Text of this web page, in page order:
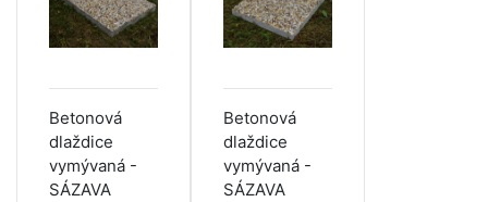
Betonová
dlaždice
vymývaná -
SÁZAVA
Betonová
dlaždice
vymývaná -
SÁZAVA